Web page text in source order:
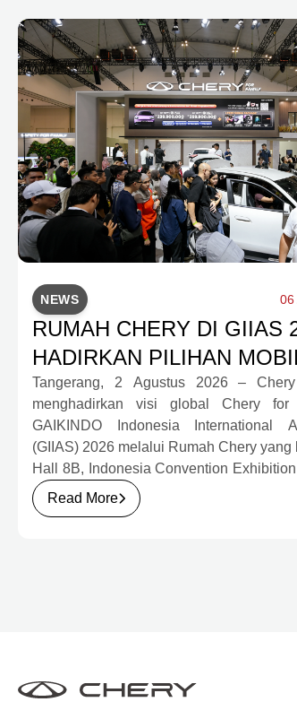
NEWS 06
RUMAH CHERY DI GIIAS
HADIRKAN PILIHAN
LENGKAP DAN PROGRAM
APRESIASI KONSUMEN
BERNILAI HAMPIR RP1
Tangerang, 2 Agustus 2026 –
menghadirkan visi global Chery
GAIKINDO Indonesia International
(GIIAS) 2026 melalui Rumah Chery yang
Hall 8B, Indonesia Convention Exhibition
City. Mengusung konsep rumah yang
inklusif, Chery menghadirkan
Read More